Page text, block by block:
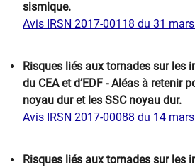
sismique.
Avis IRSN 2017-00​118 du 31
Risques liés aux tornades sur les
du CEA et d’EDF - Aléas à retenir
noyau dur et les SSC noyau dur.
Avis IRSN 2017-00088 du 14
Risques liés aux tornades sur les